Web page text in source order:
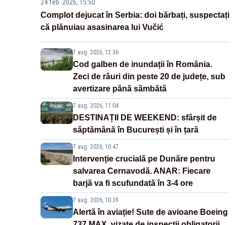
24 feb. 2026, 15:50
Complot dejucat în Serbia: doi bărbați, suspectați
că plănuiau asasinarea lui Vučić
7 aug. 2026, 12:36
Cod galben de inundații în România.
Zeci de râuri din peste 20 de județe, sub
avertizare până sâmbătă
7 aug. 2026, 11:04
DESTINAȚII DE WEEKEND: sfârșit de
săptămână în București și în țară
7 aug. 2026, 10:47
Intervenție crucială pe Dunăre pentru
salvarea Cernavodă. ANAR: Fiecare
barjă va fi scufundată în 3-4 ore
7 aug. 2026, 10:39
Alertă în aviație! Sute de avioane Boeing